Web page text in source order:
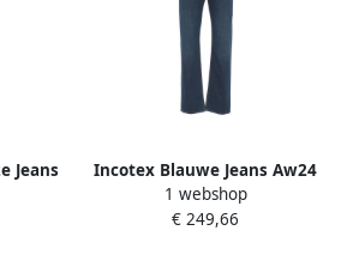
Jeans
Incotex Blauwe Jeans Aw24
voor mannen Blue Heren
1 webshop
€ 249,66